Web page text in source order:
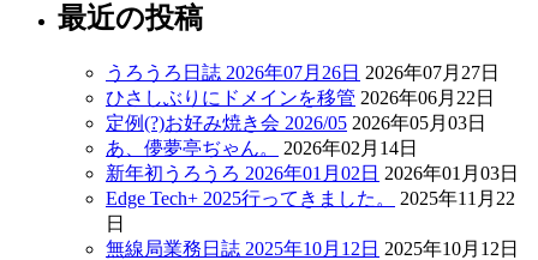
最近の投稿
うろうろ日誌 2026年07月26日 2026年07月27日
ひさしぶりにドメインを移管 2026年06月22日
定例(?)お好み焼き会 2026/05 2026年05月03日
あ、儚夢亭ぢゃん。
2026年02月14日
新年初うろうろ 2026年01月02日 2026年01月03日
Edge Tech+ 2025行ってきました。
2025年11月22
日
無線局業務日誌 2025年10月12日 2025年10月12日